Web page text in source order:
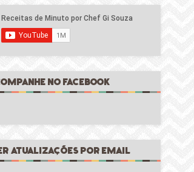
NO FACEBOOK
ATUALIZAÇÕES POR EMAIL